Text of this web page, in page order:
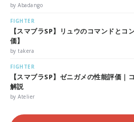
by Abadango
FIGHTER
【スマブラSP】リュウのコマンドとコ
価】
by takera
FIGHTER
【スマブラSP】ゼニガメの性能評価｜
解説
by Atelier